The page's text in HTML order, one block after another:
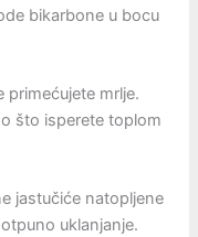
bikarbone u bocu
primećujete mrlje.
što isperete toplom
jastučiće natopljene
uklanjanje.